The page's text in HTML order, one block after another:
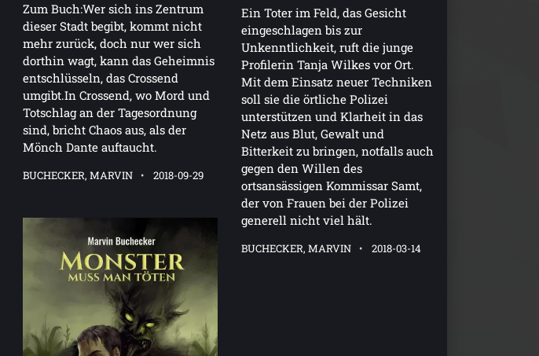
Zum Buch:Wer sich ins Zentrum
dieser Stadt begibt, kommt nicht
mehr zurück, doch nur wer sich
dorthin wagt, kann das Geheimnis
entschlüsseln, das Crossend
umgibt.In Crossend, wo Mord und
Totschlag an der Tagesordnung
sind, bricht Chaos aus, als der
Mönch Dante auftaucht.
BUCHECKER, MARVIN 2018-09-29
Ein Toter im Feld, das Gesicht
eingeschlagen bis zur
Unkenntlichkeit, ruft die junge
Profilerin Tanja Wilkes vor Ort.
Mit dem Einsatz neuer Techniken
soll sie die örtliche Polizei
unterstützen und Klarheit in das
Netz aus Blut, Gewalt und
Bitterkeit zu bringen, notfalls auch
gegen den Willen des
ortsansässigen Kommissar Samt,
der von Frauen bei der Polizei
generell nicht viel hält.
BUCHECKER, MARVIN 2018-03-14